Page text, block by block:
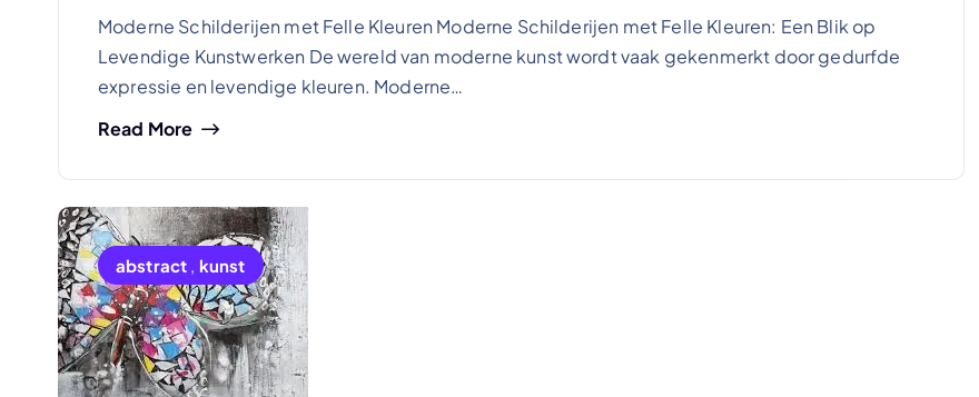
Moderne Schilderijen met Felle Kleuren Moderne Schilderijen met Felle Kleuren: Een Blik op
Levendige Kunstwerken De wereld van moderne kunst wordt vaak gekenmerkt door gedurfde
expressie en levendige kleuren. Moderne…
Read More
abstract , kunst